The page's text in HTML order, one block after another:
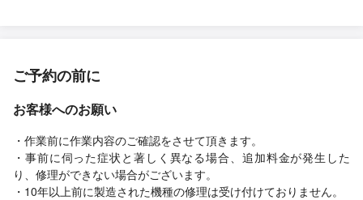
ご予約の前に
お客様へのお願い
・作業前に作業内容のご確認をさせて頂きます。
・事前に伺った症状と著しく異なる場合、追加料金が発生した
り、修理ができない場合がございます。
・10年以上前に製造された機種の修理は受け付けておりません。